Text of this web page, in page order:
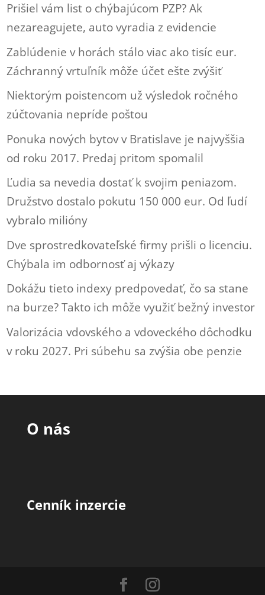
Prišiel vám list o chýbajúcom PZP? Ak
nezareagujete, auto vyradia z evidencie
Zablúdenie v horách stálo viac ako tisíc eur.
Záchranný vrtuľník môže účet ešte zvýšiť
Niektorým poistencom už výsledok ročného
zúčtovania nepríde poštou
Ponuka nových bytov v Bratislave je najvyššia
od roku 2017. Predaj pritom spomalil
Ľudia sa nevedia dostať k svojim peniazom.
Družstvo dostalo pokutu 150 000 eur. Od ľudí
vybralo milióny
Dve sprostredkovateľské firmy prišli o licenciu.
Chýbala im odbornosť aj výkazy
Dokážu tieto indexy predpovedať, čo sa stane
na burze? Takto ich môže využiť bežný investor
Valorizácia vdovského a vdoveckého dôchodku
v roku 2027. Pri súbehu sa zvýšia obe penzie
O nás
Cenník inzercie